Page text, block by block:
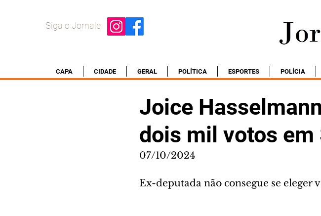
Siga o Jornale
CAPA CIDADE GERAL POLÍTICA ESPORTES POLÍCIA
Joice
dois mil votos em
07/10/2024
Ex-deputada não consegue se eleger